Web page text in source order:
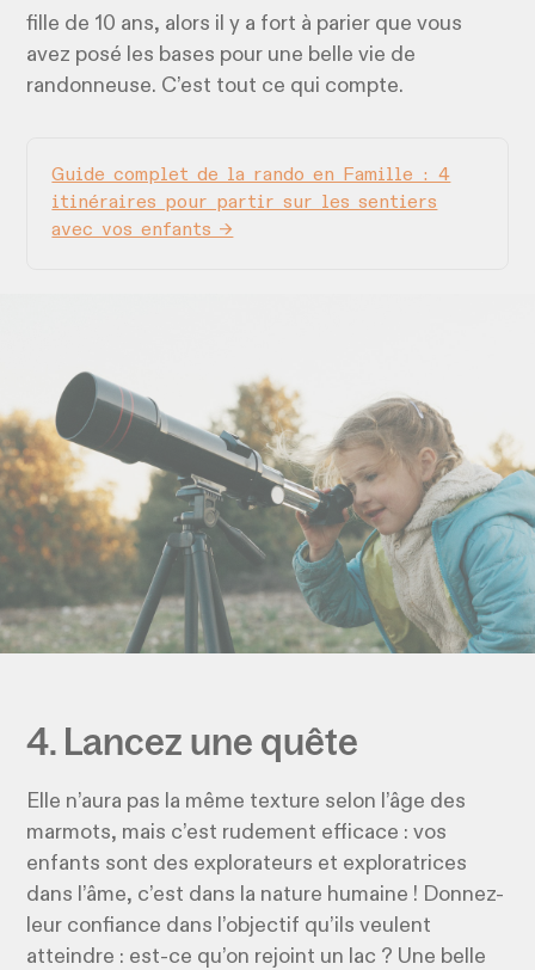
fille de 10 ans, alors il y a fort à parier que vous
avez posé les bases pour une belle vie de
randonneuse. C’est tout ce qui compte.
Guide complet de la rando en Famille : 4
itinéraires pour partir sur les sentiers
avec vos enfants →
4. Lancez une quête
Elle n’aura pas la même texture selon l’âge des
marmots, mais c’est rudement efficace : vos
enfants sont des explorateurs et exploratrices
dans l’âme, c’est dans la nature humaine ! Donnez-
leur confiance dans l’objectif qu’ils veulent
atteindre : est-ce qu’on rejoint un lac ? Une belle